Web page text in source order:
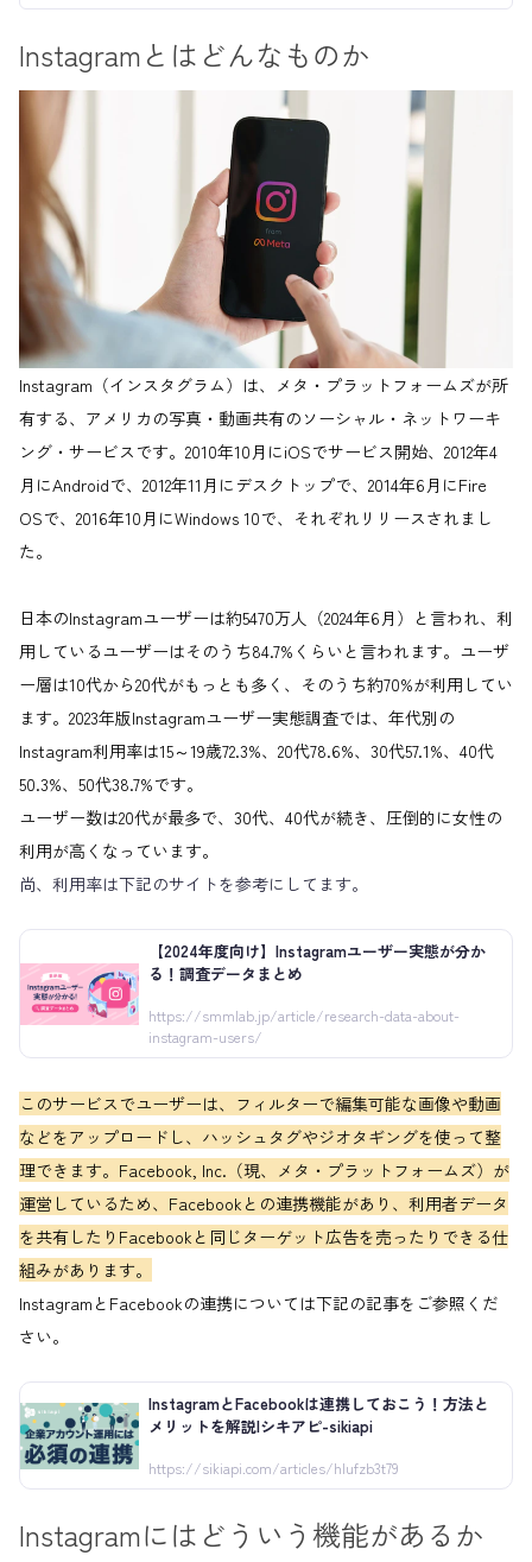
Instagramとはどんなものか
Instagram（インスタグラム）は、メタ・プラットフォームズが所
有する、アメリカの写真・動画共有のソーシャル・ネットワーキ
ング・サービスです。2010年10月にiOSでサービス開始、2012年4
月にAndroidで、2012年11月にデスクトップで、2014年6月にFire
OSで、2016年10月にWindows 10で、それぞれリリースされまし
た。
日本のInstagramユーザーは約5470万人（2024年6月）と言われ、利
用しているユーザーはそのうち84.7%くらいと言われます。ユーザ
ー層は10代から20代がもっとも多く、そのうち約70%が利用してい
ます。2023年版Instagramユーザー実態調査では、年代別の
Instagram利用率は15～19歳72.3%、20代78.6%、30代57.1%、40代
50.3%、50代38.7%です。
ユーザー数は20代が最多で、30代、40代が続き、圧倒的に女性の
利用が高くなっています。
尚、利用率は下記のサイトを参考にしてます。
【2024年度向け】Instagramユーザー実態が分か
る！調査データまとめ
https://smmlab.jp/article/research-data-about-
instagram-users/
このサービスでユーザーは、フィルターで編集可能な画像や動画
などをアップロードし、ハッシュタグやジオタギングを使って整
理できます。Facebook, Inc.（現、メタ・プラットフォームズ）が
運営しているため、Facebookとの連携機能があり、利用者データ
を共有したりFacebookと同じターゲット広告を売ったりできる仕
組みがあります。
InstagramとFacebookの連携については下記の記事をご参照くだ
さい。
InstagramとFacebookは連携しておこう！方法と
メリットを解説|シキアピ-sikiapi
https://sikiapi.com/articles/hlufzb3t79
Instagramにはどういう機能があるか